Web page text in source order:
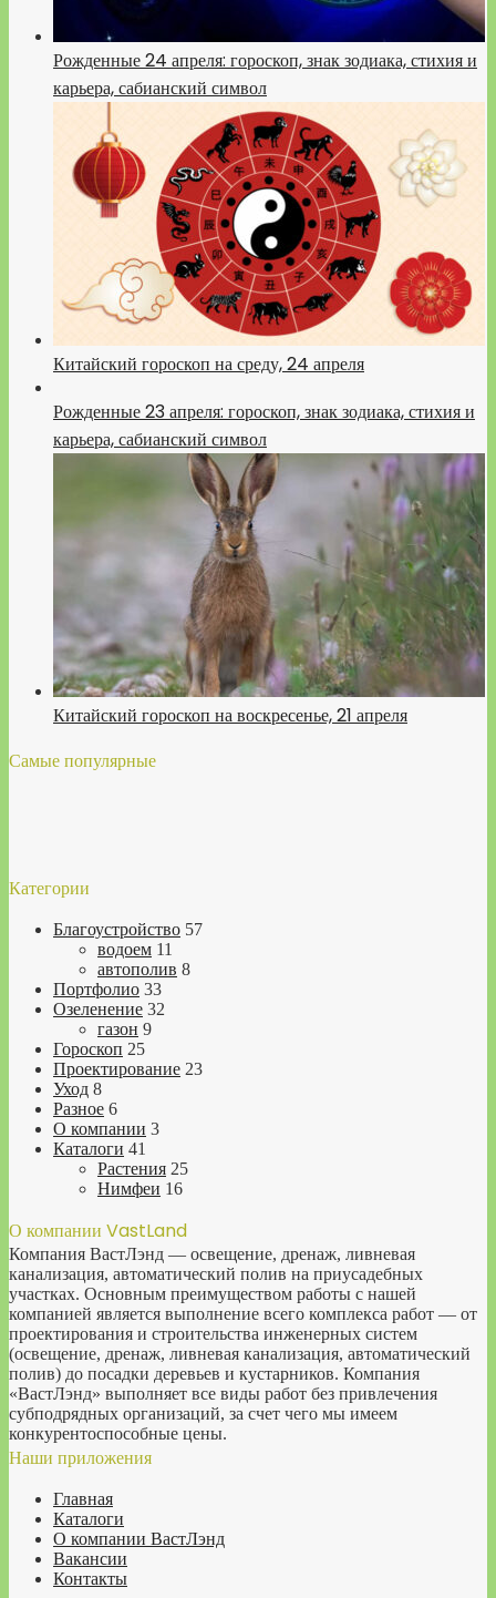
Рожденные 24 апреля: гороскоп, знак зодиака, стихия и
карьера, сабианский символ
Китайский гороскоп на среду, 24 апреля
Рожденные 23 апреля: гороскоп, знак зодиака, стихия и
карьера, сабианский символ
Китайский гороскоп на воскресенье, 21 апреля
Самые популярные
Категории
Благоустройство 57
водоем 11
автополив 8
Портфолио 33
Озеленение 32
газон 9
Гороскоп 25
Проектирование 23
Уход 8
Разное 6
О компании 3
Каталоги 41
Растения 25
Нимфеи 16
О компании VastLand
Компания ВастЛэнд — освещение, дренаж, ливневая
канализация, автоматический полив на приусадебных
участках. Основным преимуществом работы с нашей
компанией является выполнение всего комплекса работ — от
проектирования и строительства инженерных систем
(освещение, дренаж, ливневая канализация, автоматический
полив) до посадки деревьев и кустарников. Компания
«ВастЛэнд» выполняет все виды работ без привлечения
субподрядных организаций, за счет чего мы имеем
конкурентоспособные цены.
Наши приложения
Главная
Каталоги
О компании ВастЛэнд
Вакансии
Контакты